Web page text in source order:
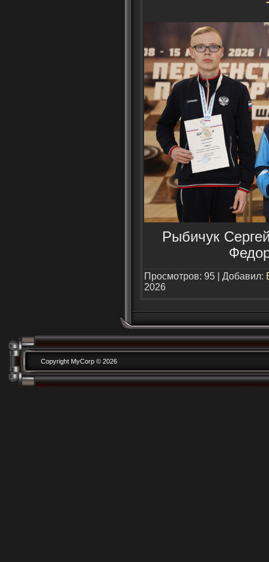
Рыбичук
Просмотров: 95 | Добавил:
2026
Copyright MyCorp © 2026